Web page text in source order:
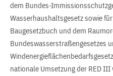
dem Bundes-
Wasserhaushaltsgesetz sowie
Baugesetzbuch und dem
Bundeswasserstraßengesetzes
nationale Umsetzung der RED